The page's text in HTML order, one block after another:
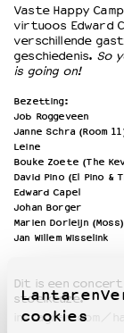
cookies
Culturele boycot
Ruimte voor
Vaste Happy
virtuoos Edward
verschillende
geschiedenis. So
is going on!
Bezetting:
Job Roggeveen
Janne Schra (Room
Leine
Bouke Zoete (The
David Pino(El Pino &
Edward Capel
Johan Borger
Marien Dorleijn (Moss)
Jan Willem Wisselink
Dit is een
stoelkeuze.
instagram.com/